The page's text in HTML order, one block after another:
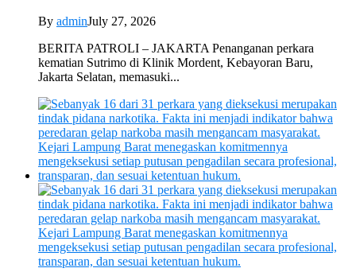
By adminJuly 27, 2026
BERITA PATROLI – JAKARTA Penanganan perkara
kematian Sutrimo di Klinik Mordent, Kebayoran Baru,
Jakarta Selatan, memasuki...